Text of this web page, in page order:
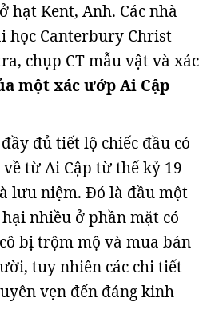
hạt Kent, Anh. Các nhà
học Canterbury Christ
chụp CT mẫu vật và xác
một xác ướp Ai Cập
đủ tiết lộ chiếc đầu có
từ Ai Cập từ thế kỷ 19
lưu niệm. Đó là đầu một
nhiều ở phần mặt có
bị trộm mộ và mua bán
tuy nhiên các chi tiết
vẹn đến đáng kinh